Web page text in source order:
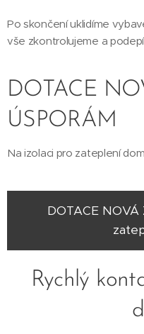
Po skončení uklidíme
vše zkontrolujeme a
DOTACE
ÚSPORÁM
Na izolaci pro zateplení
DOTACE NOVÁ
Rychlý